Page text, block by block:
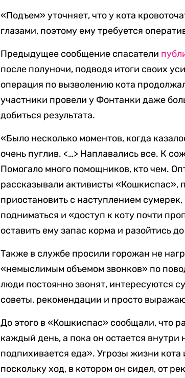
«Подъем» уточняет, что у кота
глазами, поэтому ему требуется
Предыдущее сообщение спасатели
после полуночи, подводя итоги своих
операция по вызволению кота
участники провели у Фонтанки даже
добиться результата.
«Было несколько моментов, когда
очень пуглив. <…> Наплавались все. К
Помогало много помощников, кто чем.
рассказывали активисты «Кошкиспас»,
приостановить с наступлением
подниматься и «доступ к коту почти
оставить ему запас корма и разойтись
Также в службе просили горожан не
«немыслимым объемом звонков» по
люди постоянно звонят, интересуются
советы, рекомендации и просто
До этого в «Кошкиспас» сообщали, что
каждый день, а пока он остается
подпихивается еда». Угрозы жизни
поскольку ход, в котором он сидел, от